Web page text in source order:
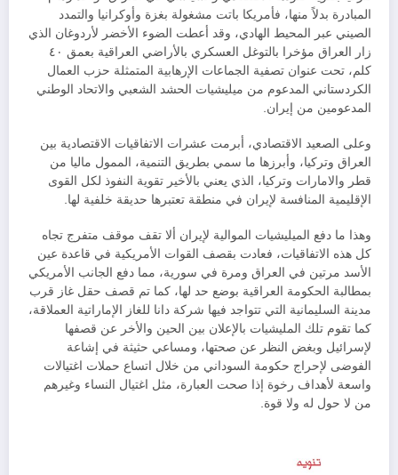
المبادرة بدلاً منها، فأمريكا باتت مشغولة بغزة وأوكرانيا والتمدد
الصيني عبر المحيط الهادي، وقد أعطت الضوء الأخضر لأردوغان الذي
زار العراق مؤخرا بالتوغل العسكري بالأراضي العراقية بعمق ٤٠
كلم، تحت عنوان تصفية الجماعات الإرهابية المتمثلة حزب العمال
الكردستاني المدعوم من ميليشيات الحشد الشعبي والاتحاد الوطني
المدعومين من إيران.
وعلى الصعيد الاقتصادي، أبرمت عشرات الاتفاقيات الاقتصادية بين
العراق وتركيا، وأبرزها ما سمي بطريق التنمية، الممول ماليا من
قطر والامارات وتركيا، الذي يعني بالأخير تقوية النفوذ لكل القوى
الإقليمية المنافسة لإيران في منطقة تعتبرها حديقة خلفية لها.
وهذا ما دفع الميليشيات الموالية لإيران ألا تقف موقف متفرج تجاه
كل هذه الاتفاقيات، فعادت بقصف القوات الأمريكية في قاعدة عين
الأسد مرتين في العراق ومرة في سورية، مما دفع الجانب الأمريكي
بمطالبة الحكومة العراقية بوضع حد لها، كما تم قصف حقل غاز قرب
مدينة السليمانية التي تتواجد فيها شركة دانا للغاز الإماراتية العملاقة،
كما تقوم تلك المليشيات بالإعلان بين الحين والأخر عن قصفها
لإسرائيل وبغض النظر عن صحتها، ومساعي حثيثة في إشاعة
الفوضى لإحراج حكومة السوداني من خلال اتساع حملات اغتيالات
واسعة لأهداف رخوة إذا صحت العبارة، مثل اغتيال النساء وغيرهم
من لا حول له ولا قوة.